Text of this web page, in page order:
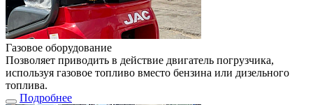
Газовое оборудование
Позволяет приводить в действие двигатель погрузчика,
используя газовое топливо вместо бензина или дизельного
топлива.
Подробнее